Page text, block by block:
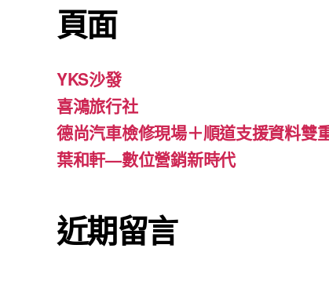
頁面
YKS沙發
喜鴻旅行社
德尚汽車檢修現場＋順道支援資料雙
葉和軒—數位營銷新時代
近期留言